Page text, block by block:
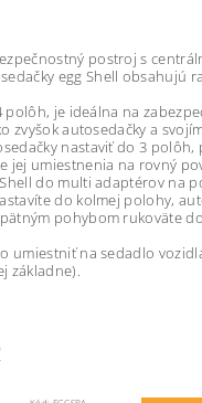
postroj s
egg Shell
je ideálna na
zvyšok autosedačky a
nastaviť do 3
jej umiestnenia na rovný
do multi adaptérov na
do kolmej polohy,
pohybom rukoväte
umiestniť na sedadlo
základne).